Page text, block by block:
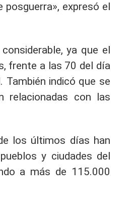
posguerra», expresó el
ya que el
frente a las 70 del día
También indicó que se
relacionadas con las
los últimos días han
y ciudades del
a más de 115.000